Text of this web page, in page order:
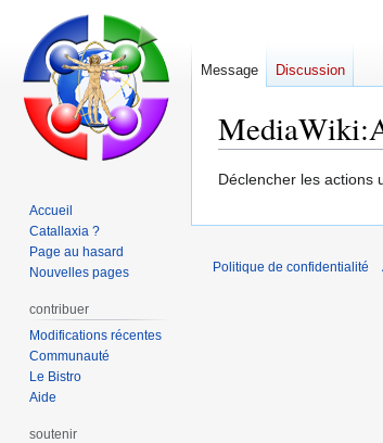
MediaWiki:
Aller
la
Aller
la
Déclencher les actions
Message Discussion
Accueil
Catallaxia ?
Page au hasard
Nouvelles pages
contribuer
Modifications récentes
Communauté
Le Bistro
Aide
soutenir
Politique de confidentialité